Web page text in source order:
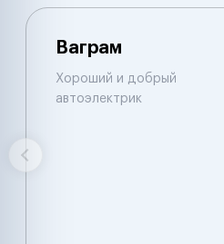
Ваграм
Хороший и добрый
автоэлектрик